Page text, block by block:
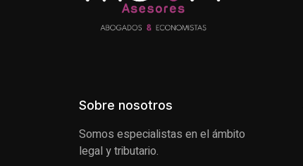
Sobre nosotros
Somos especialistas en el ámbito
legal y tributario.